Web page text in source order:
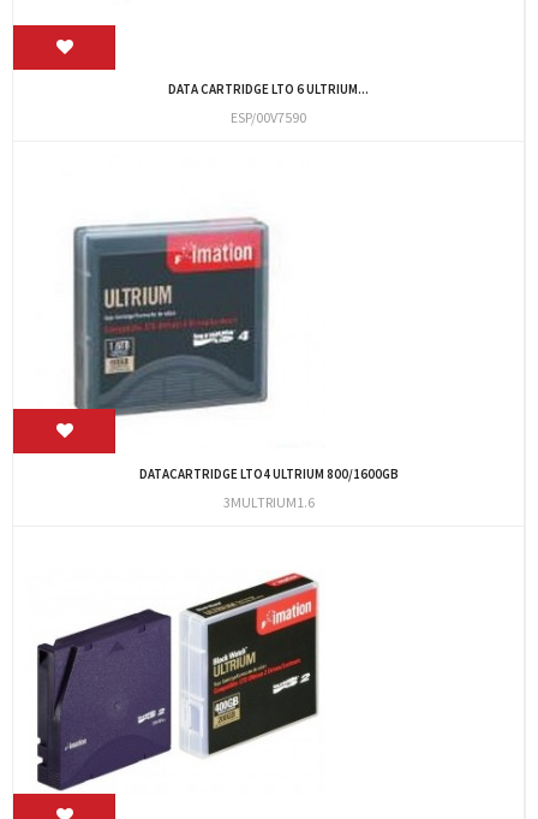
DATA CARTRIDGE LTO 6 ULTRIUM...
ESP/00V7590
DATACARTRIDGE LTO4 ULTRIUM 800/1600GB
3MULTRIUM1.6